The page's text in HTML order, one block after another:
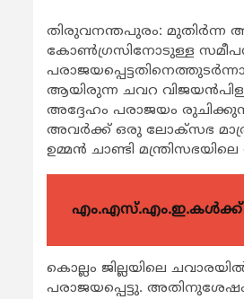
തിരുവനന്തപുരം: മുതിര്‍ന്ന
കോണ്‍ഗ്രസിനോടുള്ള
ആയിരുന്ന ചവറ
അദ്ദേഹം പരാജയം
അവര്‍ക്ക് ഒരു ലോക്സഭ
ഉമ്മന്‍ ചാണ്ടി
എം.എസ്.എം.ഇ.കൾക്ക്
കൊല്ലം ജില്ലയിലെ
പരാജയപ്പെട്ടു.